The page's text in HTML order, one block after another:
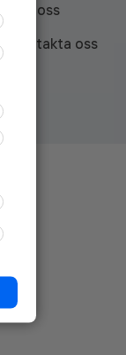
Om oss
Kontakta oss